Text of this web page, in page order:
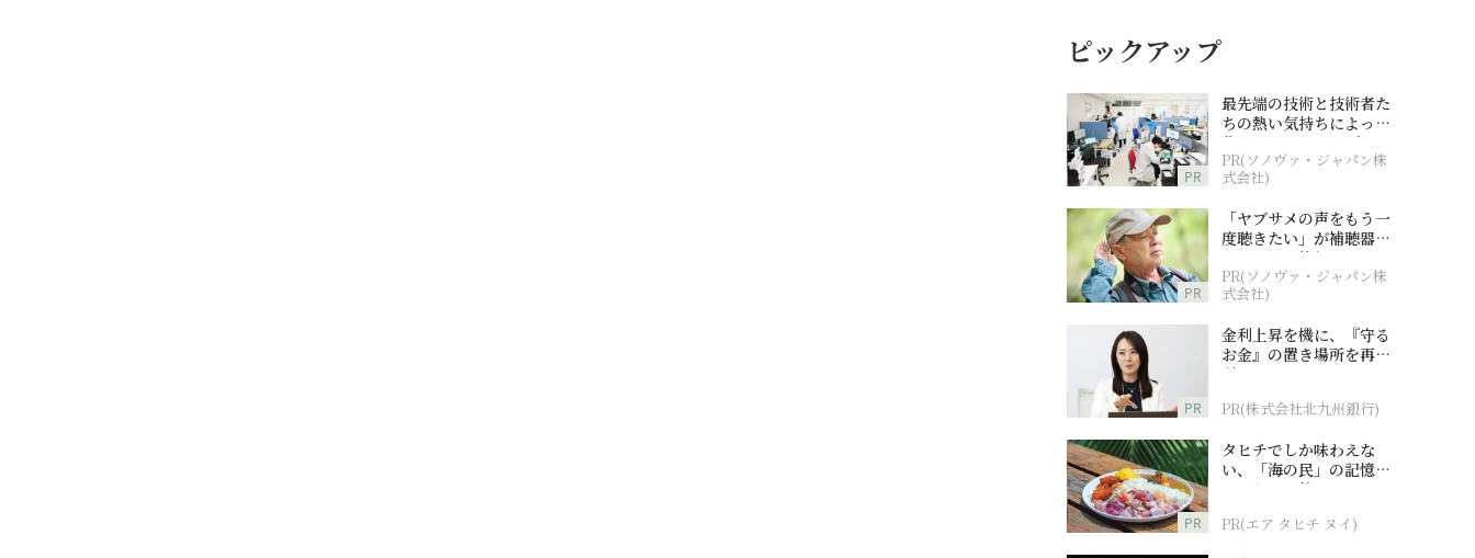
ピックアップ
PR
最先端の技術と技術者た
ちの熱い気持ちによって
作られているオーダーメ
イド補聴器
PR(ソノヴァ・ジャパン株
式会社)
PR
「ヤブサメの声をもう一
度聴きたい」が補聴器チ
ャレンジの後押しに
PR(ソノヴァ・ジャパン株
式会社)
PR
金利上昇を機に、『守る
お金』の置き場所を再検
討
PR(株式会社北九州銀行)
PR
タヒチでしか味わえな
い、「海の民」の記憶へ
とつながる旅
PR(エア タヒチ ヌイ)